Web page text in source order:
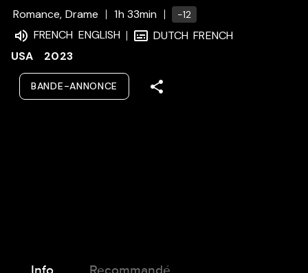
Romance, Drame
1h 33min -12
FRENCH ENGLISH DUTCH FRENCH
USA
2023
BANDE-ANNONCE